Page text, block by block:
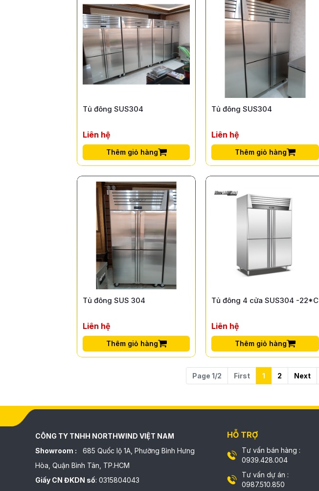
Tủ đông SUS304
Liên hệ
Thêm giỏ hàng
Tủ đông SUS304
Liên hệ
Thêm giỏ hàng
Tủ đông SUS 304
Liên hệ
Thêm giỏ hàng
Tủ đông 4 cửa SUS304 -22*C
Liên hệ
Thêm giỏ hàng
Page 1/2 First 1 2 Next
CÔNG TY TNHH NORTHWIND VIỆT NAM
Showroom : 685 Quốc lộ 1A, Phường Bình Hưng
Hòa, Quận Bình Tân, TP.HCM
Giấy CN ĐKDN số: 0315804043
HỖ TRỢ
Tư vấn bán hàng :
0939.428.004
Tư vấn dự án :
0987.510.850